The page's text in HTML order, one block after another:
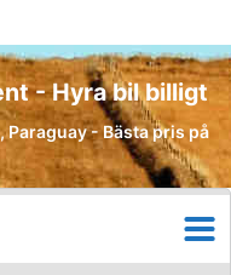
- Hyra bil billigt
- Bästa pris på